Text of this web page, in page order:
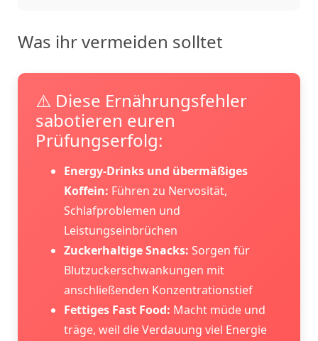
Was ihr vermeiden solltet
⚠️ Diese Ernährungsfehler
sabotieren euren
Prüfungserfolg:
Energy-Drinks und übermäßiges
Koffein: Führen zu Nervosität,
Schlafproblemen und
Leistungseinbrüchen
Zuckerhaltige Snacks: Sorgen für
Blutzuckerschwankungen mit
anschließenden Konzentrationstief
Fettiges Fast Food: Macht müde und
träge, weil die Verdauung viel Energie